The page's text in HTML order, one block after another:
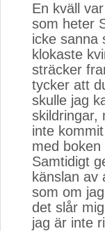
En kväll
som heter
icke sanna
klokaste
sträcker
tycker att
skulle jag
skildringar,
inte
med
Samtidigt
känslan av
som om
det slår
jag är inte